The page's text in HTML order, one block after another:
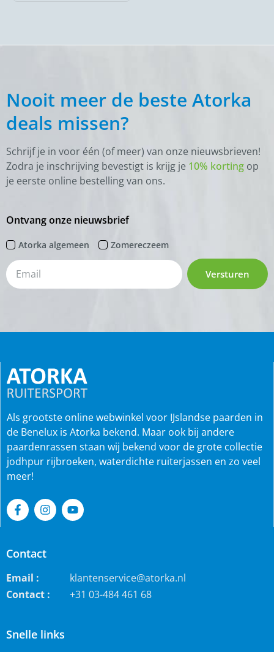
Nooit meer de beste Atorka
deals missen?
Schrijf je in voor één (of meer) van onze nieuwsbrieven!
Zodra je inschrijving bevestigt is krijg je 10% korting op
je eerste online bestelling van ons.
Ontvang onze nieuwsbrief
Atorka algemeen Zomereczeem
Versturen
Snelle links
Als grootste online webwinkel voor IJslandse paarden in
de Benelux is Atorka bekend. Maar ook bij andere
paardenrassen staan wij bekend voor de grote collectie
jodhpur rijbroeken, waterdichte ruiterjassen en zo veel
meer!
Contact
Email :
klantenservice@atorka.nl
Contact :
+31 03-484 461 68